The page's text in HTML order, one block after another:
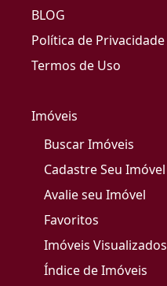
BLOG
Política de Privacidade
Termos de Uso
Imóveis
Buscar Imóveis
Cadastre Seu Imóvel
Avalie seu Imóvel
Favoritos
Imóveis Visualizados
Índice de Imóveis